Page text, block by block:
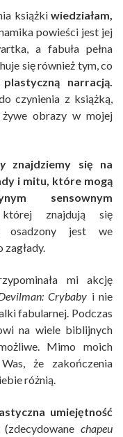
książki wiedziałam,
powieści jest jej
a fabuła pełna
się również tym, co
plastyczną narracją.
czynienia z książką,
obrazy w mojej
znajdziemy się na
i mitu, które mogą
sensownym
znajdują się
osadzony jest we
mi akcję
Crybaby i nie
fabularnej. Podczas
na wiele biblijnych
Mimo moich
że zakończenia
różnią.
umiejętność
(zdecydowane chapeu